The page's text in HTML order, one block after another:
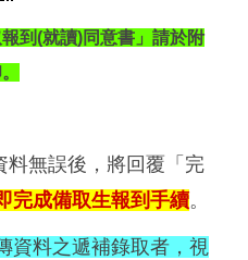
到(就讀)同意書」請於附
無誤後， 將回覆「完
完成備取生報到手續。
資料之遞補錄取者，視